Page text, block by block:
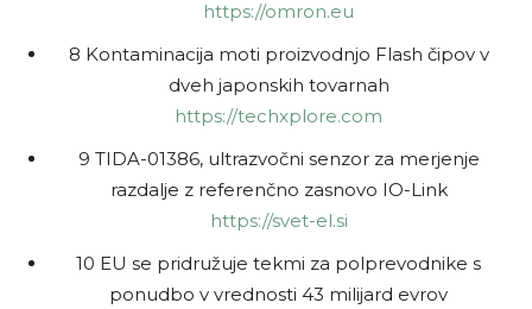
https://omron.eu
8 Kontaminacija moti proizvodnjo Flash čipov v
dveh japonskih tovarnah
https://techxplore.com
9 TIDA-01386, ultrazvočni senzor za merjenje
razdalje z referenčno zasnovo IO-Link
https://svet-el.si
10 EU se pridružuje tekmi za polprevodnike s
ponudbo v vrednosti 43 milijard evrov